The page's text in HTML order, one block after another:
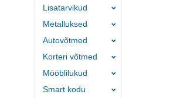
Lisatarvikud
Metalluksed
Autovõtmed
Korteri võtmed
Mööblilukud
Smart kodu